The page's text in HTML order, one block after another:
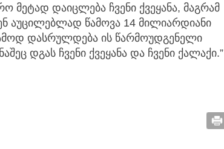
მეტად დაიცლება ჩვენი ქვეყანა, მაგრამ
აუცილებლად წამოვა 14 მილიარდიანი
დასრულდება ის წარმოუდგენელი
დგას ჩვენი ქვეყანა და ჩვენი ქალაქი.”